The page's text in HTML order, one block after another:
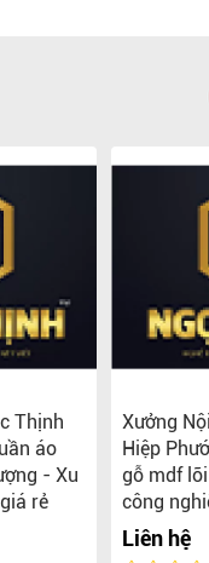
Thịnh
áo
- Xu
rẻ
Xưởng
Hiệp
gỗ mdf
công
Liên hệ